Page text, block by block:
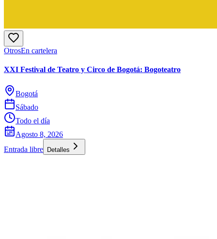
OtrosEn cartelera
XXI Festival de Teatro y Circo de Bogotá: Bogoteatro
Bogotá
Sábado
Todo el día
Agosto 8, 2026
Entrada libre
Detalles